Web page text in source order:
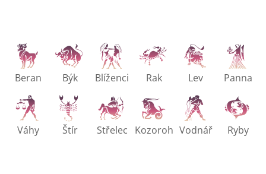
Beran Býk Blíženci Rak Lev Panna
Váhy Štír Střelec Kozoroh Vodnář Ryby